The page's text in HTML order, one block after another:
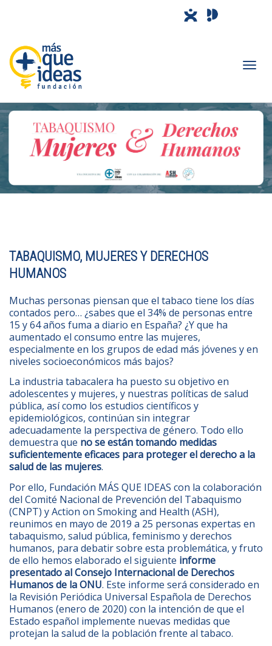
TABAQUISMO, MUJERES Y DERECHOS
HUMANOS
Muchas personas piensan que el tabaco tiene los días
contados pero… ¿sabes que el 34% de personas entre
15 y 64 años fuma a diario en España? ¿Y que ha
aumentado el consumo entre las mujeres,
especialmente en los grupos de edad más jóvenes y en
niveles socioeconómicos más bajos?
La industria tabacalera ha puesto su objetivo en
adolescentes y mujeres, y nuestras políticas de salud
pública, así como los estudios científicos y
epidemiológicos, continúan sin integrar
adecuadamente la perspectiva de género. Todo ello
demuestra que no se están tomando medidas
suficientemente eficaces para proteger el derecho a la
salud de las mujeres.
Por ello, Fundación MÁS QUE IDEAS con la colaboración
del Comité Nacional de Prevención del Tabaquismo
(CNPT) yAction on Smoking and Health (ASH),
reunimos en mayo de 2019 a 25 personas expertas en
tabaquismo, salud pública, feminismo y derechos
humanos, para debatir sobre esta problemática, y fruto
de ello hemos elaborado el siguiente informe
presentado al Consejo Internacional de Derechos
Humanos de la ONU. Este informe será considerado en
la Revisión Periódica Universal Española de Derechos
Humanos (enero de 2020) con la intención de que el
Estado español implemente nuevas medidas que
protejan la salud de la población frente al tabaco.